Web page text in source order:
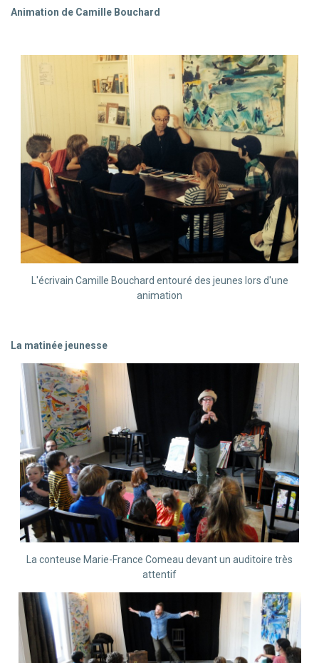
Animation de Camille Bouchard
L'écrivain Camille Bouchard entouré des jeunes lors d'une
animation
La matinée jeunesse
La conteuse Marie-France Comeau devant un auditoire très
attentif